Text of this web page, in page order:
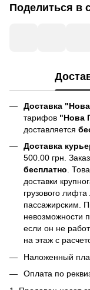
Поделиться в
Доставка
тарифов "Нова
доставляется
Доставка
500.00 грн.
бесплатно.
доставки
грузового
пассажирским.
невозможности
если он не
на этаж с
Наложенный
Оплата по